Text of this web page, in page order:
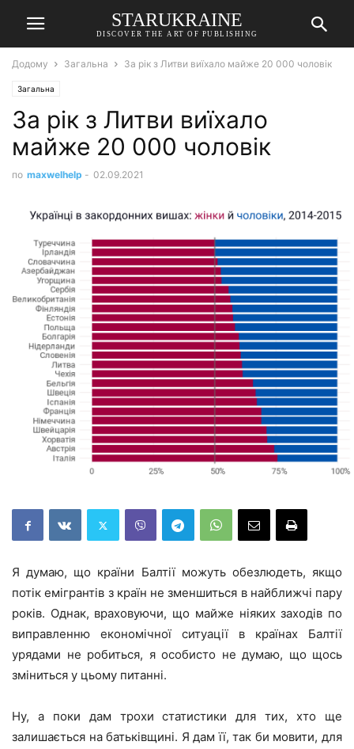
STARUKRAINE
DISCOVER THE ART OF PUBLISHING
Додому Загальна За рік з Литви виїхало майже 20 000 чоловік
Загальна
За рік з Литви виїхало
майже 20 000 чоловік
по maxwelhelp - 02.09.2021
Я думаю, що країни Балтії можуть обезлюдеть, якщо
потік емігрантів з країн не зменшиться в найближчі пару
років. Однак, враховуючи, що майже ніяких заходів по
виправленню економічної ситуації в країнах Балтії
урядами не робиться, я особисто не думаю, що щось
зміниться у цьому питанні.
Ну, а поки дам трохи статистики для тих, хто ще
залишається на батьківщині. Я дам її, так би мовити, для